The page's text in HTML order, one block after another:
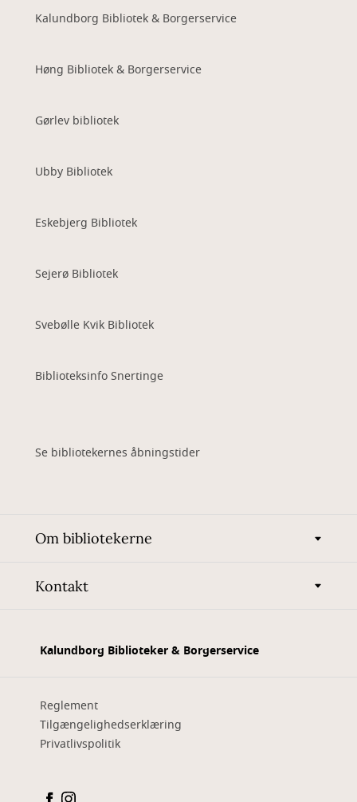
Kalundborg Bibliotek & Borgerservice
Høng Bibliotek & Borgerservice
Gørlev bibliotek
Ubby Bibliotek
Eskebjerg Bibliotek
Sejerø Bibliotek
Svebølle Kvik Bibliotek
Biblioteksinfo Snertinge
Se bibliotekernes åbningstider
Om bibliotekerne
Kontakt
Kalundborg Biblioteker & Borgerservice
Reglement
Tilgængelighedserklæring
Privatlivspolitik